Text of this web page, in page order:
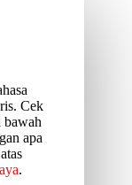
Cek
bawah
apa
.